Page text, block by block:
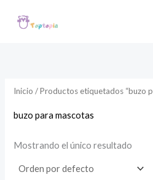
Inicio / Productos etiquetados “buzo
buzo para mascotas
Mostrando el único resultado